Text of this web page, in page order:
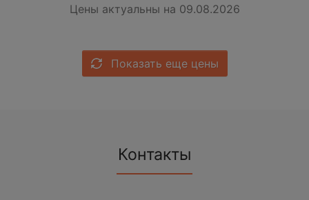
Цены актуальны на 09.08.2026
Показать еще цены
Контакты